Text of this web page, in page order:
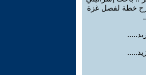
خطة لفصل غزة